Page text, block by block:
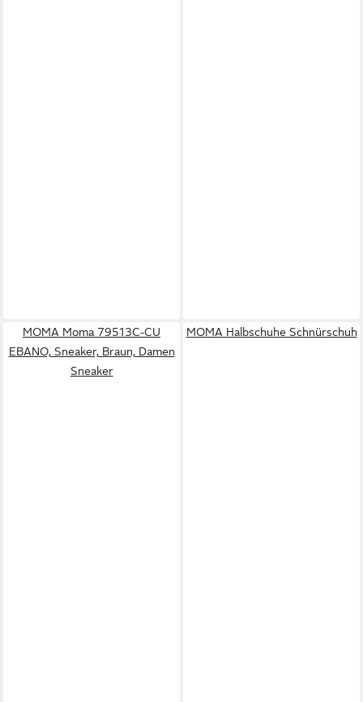
MOMA Moma 79513C-CU
EBANO, Sneaker, Braun, Damen
Sneaker
MOMA Halbschuhe Schnürschuh